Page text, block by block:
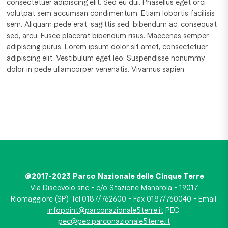
volutpat sem accumsan condimentum. Etiam lobortis facilisis
sem. Aliquam pede erat, sagittis sed, bibendum ac, consequat
sed, arcu. Fusce placerat bibendum risus. Maecenas semper
adipiscing purus. Lorem ipsum dolor sit amet, consectetuer
adipiscing elit. Vestibulum eget leo. Suspendisse nonummy
dolor in pede ullamcorper venenatis. Vivamus sapien.
@2017-2023 Parco Nazionale delle Cinque Terre
Via Discovolo snc - c/o Stazione Manarola - 19017
Riomaggiore (SP) Tel.0187/762600 - Fax 0187/760040 - Email:
infopoint@parconazionale5terre.it PEC:
pec@pec.parconazionale5terre.it